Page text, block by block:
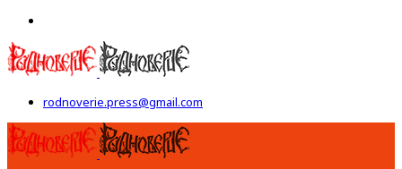
rodnoverie.press@gmail.com